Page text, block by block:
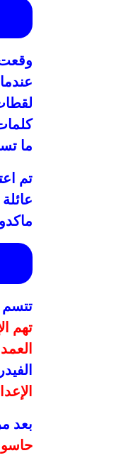
ما
تم
تتسم
تهم
العمد
بعد